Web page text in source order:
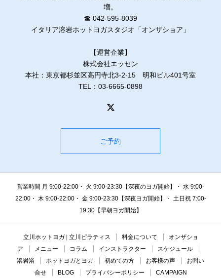
増。
☎ 042-595-8039
イタリア溶岩ホットヨガスタジオ「オンザショア」
【運営企業】
株式会社エッセン
本社：東京都杉並区高円寺北3-2-15 明和ビル401号室
TEL：03-6665-0898
ご予約
営業時間 月 9:00-22:00・ 火 9:00-23:30【深夜のヨガ開始】・ 水 9:00-
22:00・ 木 9:00-22:00・ 金 9:00-23:30【深夜ヨガ開始】・ 土日祝 7:00-
19:30【早朝ヨガ開始】
立川ホットヨガ | 立川ピラティス 料金について
オンザショ
ア
メニュー コラム インストラクター
スケジュール
溶岩浴
ホットヨガとヨガ 初めての方 お客様の声
お問い
合せ
BLOG プライバシーポリシー CAMPAIGN